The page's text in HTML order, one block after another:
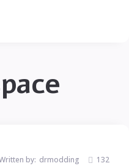
by: drmodding 132